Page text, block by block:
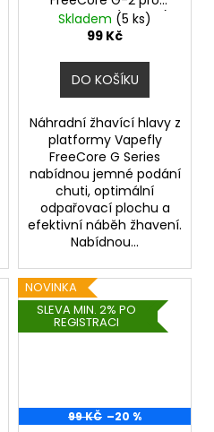
Galaxies Air (1,2ohm)
(1ks)
Skladem (5 ks)
99 Kč
DO KOŠÍKU
Náhradní žhavící hlavy z
platformy Vapefly
FreeCore G Series
nabídnou jemné podání
chuti, optimální
odpařovací plochu a
efektivní náběh žhavení.
Nabídnou...
NOVINKA
SLEVA MIN. 2% PO
REGISTRACI
99 KČ –20 %